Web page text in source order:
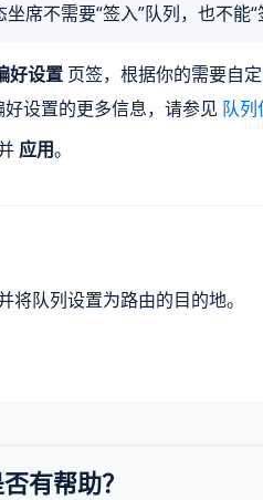
坐席不需要“签入”队列，也不能
好设置 页签，根据你的需要自
设置的更多信息，请参见 队列
应用。
将队列设置为路由的目的地。
有帮助？